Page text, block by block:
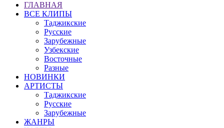
ГЛАВНАЯ
ВСЕ КЛИПЫ
Таджикские
Русские
Зарубежные
Узбекские
Восточные
Разные
НОВИНКИ
АРТИСТЫ
Таджикские
Русские
Зарубежные
ЖАНРЫ